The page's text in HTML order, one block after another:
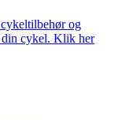
og
din cykel. Klik her